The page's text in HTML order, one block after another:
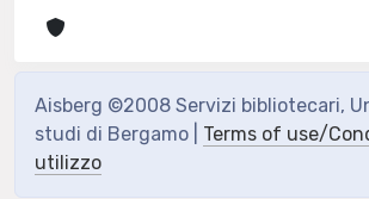
Aisberg ©2008 Servizi bibliotecari,
studi di Bergamo | Terms of use/
utilizzo